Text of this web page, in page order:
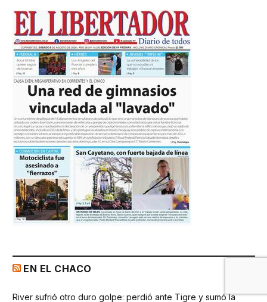
EN EL CHACO
River sufrió otro duro golpe: perdió ante Tigre y sumó la